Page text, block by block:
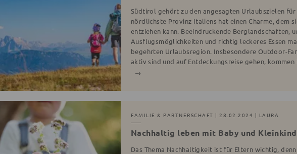
Südtirol gehört zu den angesagten Urlaubszielen für
nördlichste Provinz Italiens hat einen Charme, dem
entziehen kann. Beeindruckende Berglandschaften,
Ausflugsmöglichkeiten und richtig leckeres Essen
begehrten Urlaubsregion. Insbesondere Outdoor-
aktiv sind und auf Entdeckungsreise gehen,
FAMILIE & PARTNERSCHAFT | 28.02.2024 | LAURA
Nachhaltig leben mit Baby und Kleinkind
Das Thema Nachhaltigkeit ist für Eltern wichtig,